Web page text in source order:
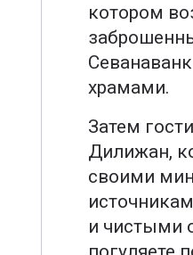
котором
храмами.
Затем
Дилижан,
своими
и чистыми